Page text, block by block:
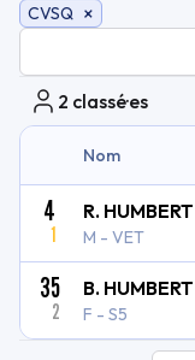
CVSQ ×
2 classé·es
Nom
4
1
R. HUMBERT
M - VET
35
2
B. HUMBERT
F - S5